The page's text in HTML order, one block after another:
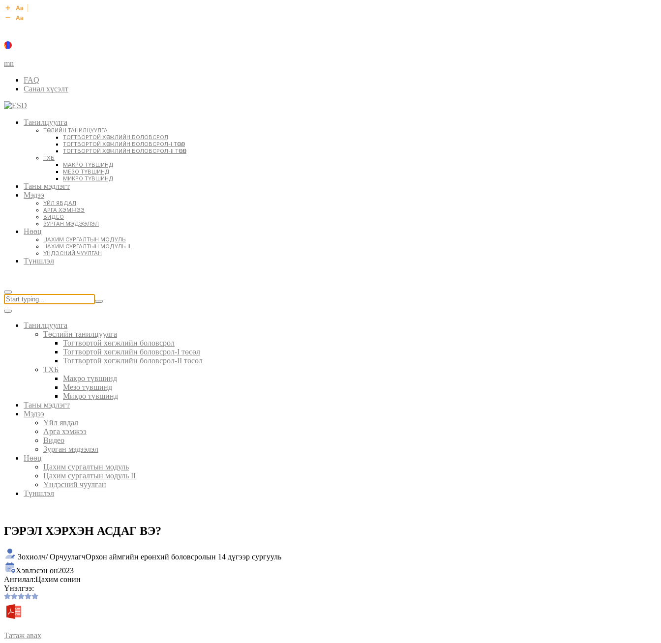
mn
FAQ
Санал хүсэлт
Танилцуулга
ТӨСЛИЙН ТАНИЛЦУУЛГА
ТОГТВОРТОЙ ХӨГЖЛИЙН БОЛОВСРОЛ
ТОГТВОРТОЙ ХӨГЖЛИЙН БОЛОВСРОЛ-I ТӨСӨЛ
ТОГТВОРТОЙ ХӨГЖЛИЙН БОЛОВСРОЛ-II ТӨСӨЛ
ТХБ
МАКРО ТҮВШИНД
МЕЗО ТҮВШИНД
МИКРО ТҮВШИНД
Таны мэдлэгт
Мэдээ
ҮЙЛ ЯВДАЛ
АРГА ХЭМЖЭЭ
ВИДЕО
ЗУРГАН МЭДЭЭЛЭЛ
Нөөц
ЦАХИМ СУРГАЛТЫН МОДУЛЬ
ЦАХИМ СУРГАЛТЫН МОДУЛЬ II
ҮНДЭСНИЙ ЧУУЛГАН
Түншлэл
Танилцуулга
Төслийн танилцуулга
Тогтвортой хөгжлийн боловсрол
Тогтвортой хөгжлийн боловсрол-I төсөл
Тогтвортой хөгжлийн боловсрол-II төсөл
ТХБ
Макро түвшинд
Мезо түвшинд
Микро түвшинд
Таны мэдлэгт
Мэдээ
Үйл явдал
Арга хэмжээ
Видео
Зурган мэдээлэл
Нөөц
Цахим сургалтын модуль
Цахим сургалтын модуль II
Үндэсний чуулган
Түншлэл
ГЭРЭЛ ХЭРХЭН АСДАГ ВЭ?
Зохиолч/ ОрчуулагчОрхон аймгийн ерөнхий боловсролын 14 дүгээр сургууль
Хэвлэсэн он2023
Ангилал:Цахим сонин
Үнэлгээ:
Татаж авах